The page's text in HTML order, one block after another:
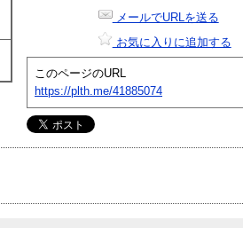
メールでURLを送る
お気に入りに追加する
このページのURL
https://plth.me/41885074